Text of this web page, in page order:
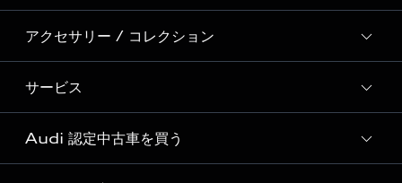
Audi Sport
Formula 1®
デジタルサービス
新車在庫検索
試乗車・展示車検索
見積り依頼
試乗予約
モデル一覧
特別仕様モデル / 限定モデル
e-tronラインアップ
価格シミュレーション
アクセサリー / コレクション
純正アクセサリー
オンラインショップ
Audi collection
サービス
サービス入庫予約
Audi 認定中古車を買う